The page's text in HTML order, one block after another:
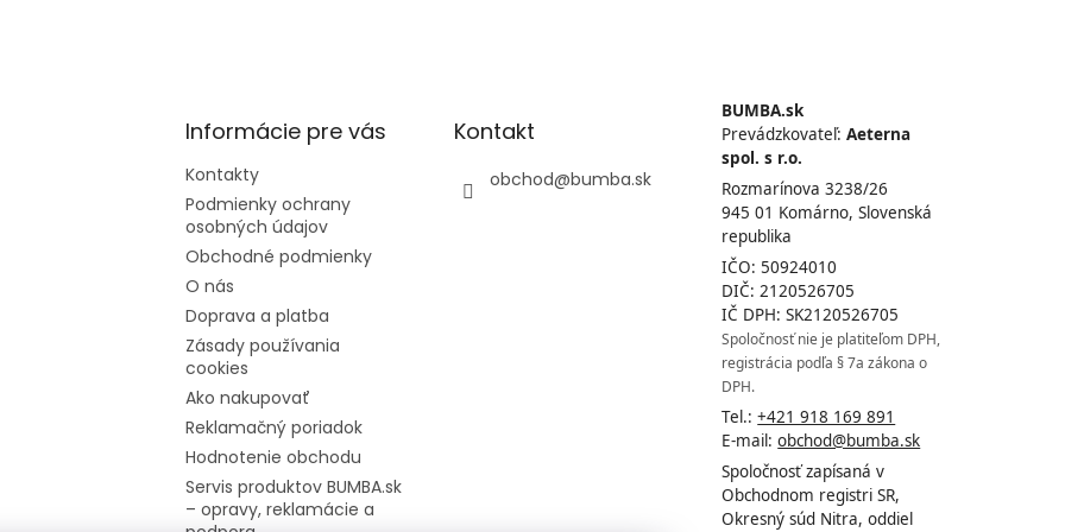
Informácie pre vás
Kontakty
Podmienky ochrany
osobných údajov
Obchodné podmienky
O nás
Doprava a platba
Zásady používania
cookies
Ako nakupovať
Reklamačný poriadok
Hodnotenie obchodu
Servis produktov BUMBA.sk
– opravy, reklamácie a
Kontakt
obchod@bumba.sk
BUMBA.sk
Prevádzkovateľ:Aeterna
spol. s r.o.
Rozmarínova 3238/26
945 01 Komárno, Slovenská
republika
IČO: 50924010
DIČ: 2120526705
IČ DPH: SK2120526705
Spoločnosť nie je platiteľom DPH,
registrácia podľa § 7a zákona o
DPH.
Tel.:+421 918 169 891
E-mail:obchod@bumba.sk
Spoločnosť zapísaná v
Obchodnom registri SR,
Okresný súd Nitra, oddiel